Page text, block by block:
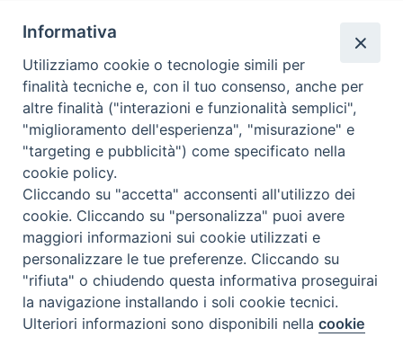
Diocesi di Melfi Rapolla Venosa
• Largo Duomo, 12 - 85025 MELFI (PZ) •
Tel. 0972238604
diocesi.melfi_rapolla_venosa@legalmail.it
Preferenze Cookie
Informativa
Utilizziamo cookie o tecnologie simili per
finalità tecniche e, con il tuo consenso, anche per
altre finalità ("interazioni e funzionalità semplici",
"miglioramento dell'esperienza", "misurazione" e
"targeting e pubblicità") come specificato nella
cookie policy.
Cliccando su "accetta" acconsenti all'utilizzo dei
cookie. Cliccando su "personalizza" puoi avere
maggiori informazioni sui cookie utilizzati e
personalizzare le tue preferenze. Cliccando su
"rifiuta" o chiudendo questa informativa proseguirai
la navigazione installando i soli cookie tecnici.
Ulteriori informazioni sono disponibili nellacookie